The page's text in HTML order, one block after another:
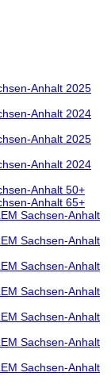
Anhalt 2025
Anhalt 2024
Anhalt 2025
Anhalt 2024
Anhalt 50+
Anhalt 65+
Sachsen-Anhalt
Sachsen-Anhalt
Sachsen-Anhalt
Sachsen-Anhalt
Sachsen-Anhalt
Sachsen-Anhalt
Sachsen-Anhalt